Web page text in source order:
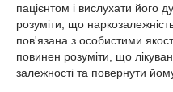
пацієнтом і вислухати його
розуміти, що
пов'язана з особистими
повинен розуміти, що
залежності та повернути